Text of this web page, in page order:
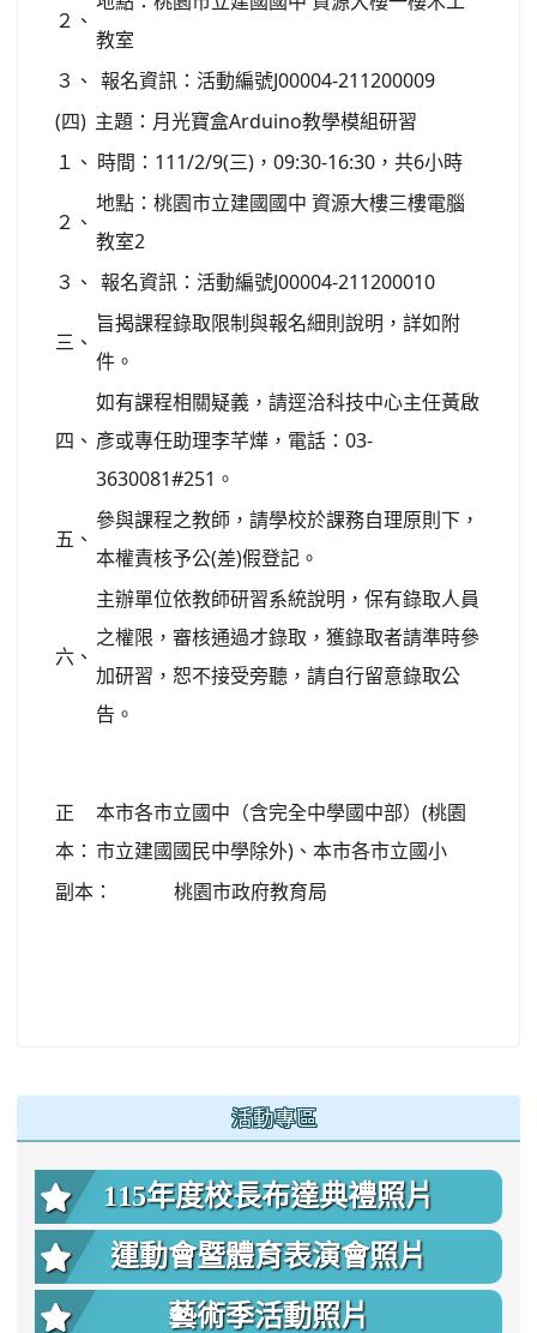
２、
教室
３、 報名資訊：活動編號J00004-211200009
(四) 主題：月光寶盒Arduino教學模組研習
１、 時間：111/2/9(三)，09:30-16:30，共6小時
２、
地點：桃園市立建國國中 資源大樓三樓電腦
教室2
３、 報名資訊：活動編號J00004-211200010
三、
旨揭課程錄取限制與報名細則說明，詳如附
件。
四、
如有課程相關疑義，請逕洽科技中心主任黃啟
彥或專任助理李芊燁，電話：03-
3630081#251。
五、
參與課程之教師，請學校於課務自理原則下，
本權責核予公(差)假登記。
六、
主辦單位依教師研習系統說明，保有錄取人員
之權限，審核通過才錄取，獲錄取者請準時參
加研習，恕不接受旁聽，請自行留意錄取公
告。
正
本：
本市各市立國中（含完全中學國中部）(桃園
市立建國國民中學除外)、本市各市立國小
副本：
桃園市政府教育局
活動專區
115年度校長布達典禮照片
運動會暨體育表演會照片
藝術季活動照片